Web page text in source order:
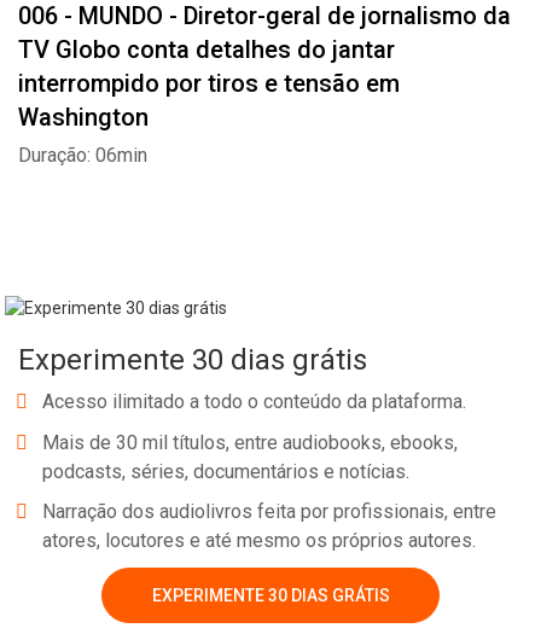
006 - MUNDO - Diretor-geral de jornalismo da
TV Globo conta detalhes do jantar
interrompido por tiros e tensão em
Washington
Duração: 06min
Experimente 30 dias grátis
Acesso ilimitado a todo o conteúdo da plataforma.
Mais de 30 mil títulos, entre audiobooks, ebooks,
podcasts, séries, documentários e notícias.
Narração dos audiolivros feita por profissionais, entre
atores, locutores e até mesmo os próprios autores.
EXPERIMENTE 30 DIAS GRÁTIS